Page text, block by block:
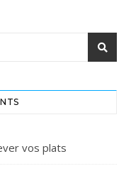
vos plats